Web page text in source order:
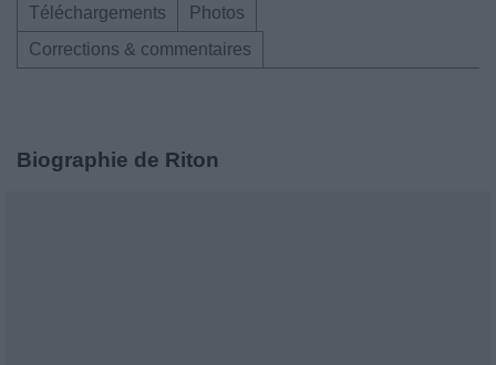
Téléchargements
Photos
Corrections & commentaires
Biographie de Riton